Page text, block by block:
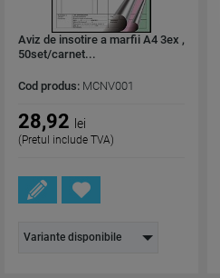
Aviz de insotire a marfii A4 3ex ,
50set/carnet...
Cod produs: MCNV001
28,92 lei
(Pretul include TVA)
Variante disponibile